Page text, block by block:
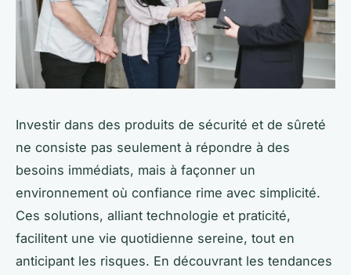
Investir dans des produits de sécurité et de sûreté
ne consiste pas seulement à répondre à des
besoins immédiats, mais à façonner un
environnement où confiance rime avec simplicité.
Ces solutions, alliant technologie et praticité,
facilitent une vie quotidienne sereine, tout en
anticipant les risques. En découvrant les tendances